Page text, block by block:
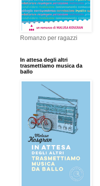
Romanzo per ragazzi
In attesa degli altri
trasmettiamo musica da
ballo